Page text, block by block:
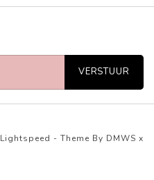
VERSTUUR
Lightspeed - Theme By DMWS x